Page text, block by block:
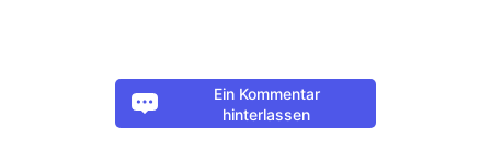
Ein Kommentar
hinterlassen